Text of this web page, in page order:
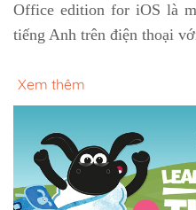
Office edition for iOS là
tiếng Anh trên điện thoại
Xem thêm